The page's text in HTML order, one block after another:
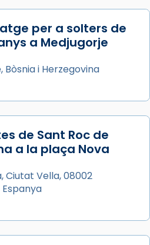
Barcelona
de sant Cugat, a
sorgeix la tradició
(“relatiu a Júlia”) i
a Semprònia =
seves. I l’any 1667, el
afirma en una obra
de l’antiga Iluro.
les relíq
per a solters de
a Medjugorje
Bòsnia i Herzegovina
de Sant Roc de
a la plaça Nova
Ciutat Vella, 08002